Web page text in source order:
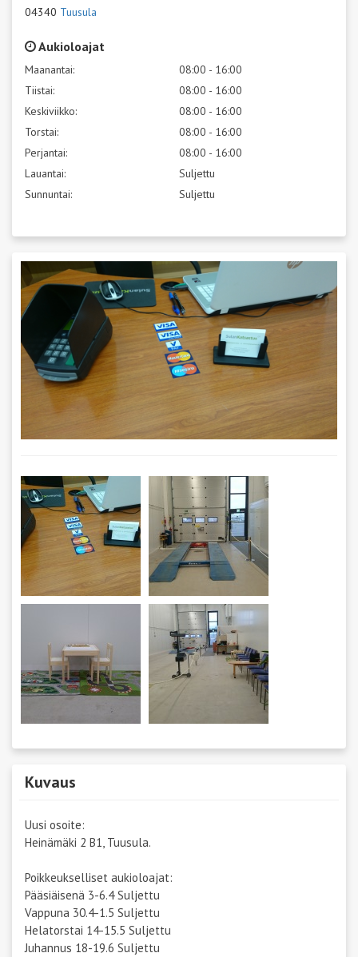
04340 Tuusula
Aukioloajat
Maanantai:
08:00 - 16:00
Tiistai:
08:00 - 16:00
Keskiviikko:
08:00 - 16:00
Torstai:
08:00 - 16:00
Perjantai:
08:00 - 16:00
Lauantai:
Suljettu
Sunnuntai:
Suljettu
Kuvaus
Uusi osoite:
Heinämäki 2 B1, Tuusula.
Poikkeukselliset aukioloajat:
Pääsiäisenä 3-6.4 Suljettu
Vappuna 30.4-1.5 Suljettu
Helatorstai 14-15.5 Suljettu
Juhannus 18-19.6 Suljettu